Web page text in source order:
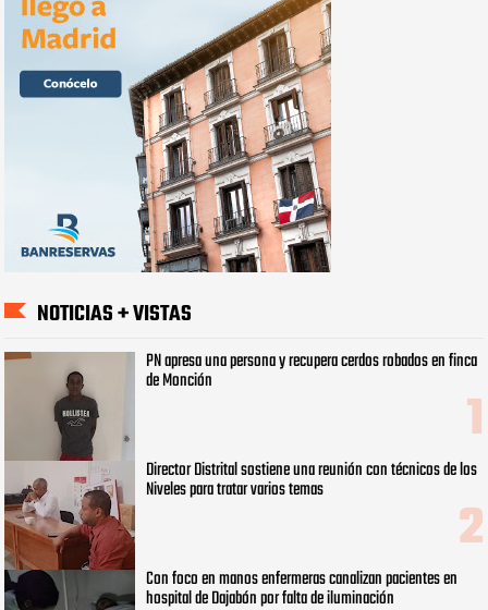
NOTICIAS + VISTAS
PN apresa una persona y recupera cerdos robados en finca
de Monción
Director Distrital sostiene una reunión con técnicos de los
Niveles para tratar varios temas
Con foco en manos enfermeras canalizan pacientes en
hospital de Dajabón por falta de iluminación